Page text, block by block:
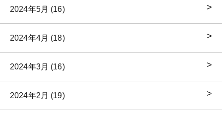
2024年5月 (16)
2024年4月 (18)
2024年3月 (16)
2024年2月 (19)